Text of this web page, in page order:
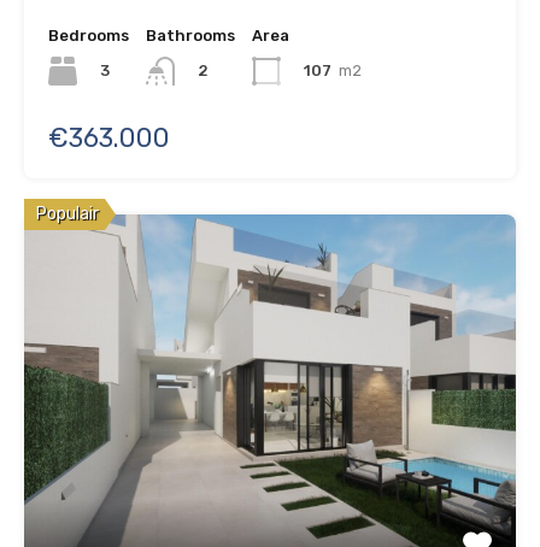
Bedrooms
3
Bathrooms
2
Area
107 m2
€363.000
Populair